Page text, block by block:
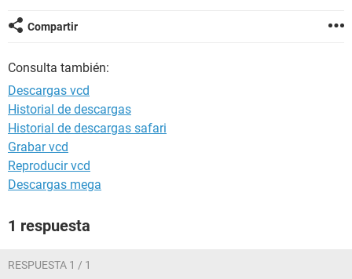
Compartir
Consulta también:
Descargas vcd
Historial de descargas
Historial de descargas safari
Grabar vcd
Reproducir vcd
Descargas mega
1 respuesta
RESPUESTA 1 / 1